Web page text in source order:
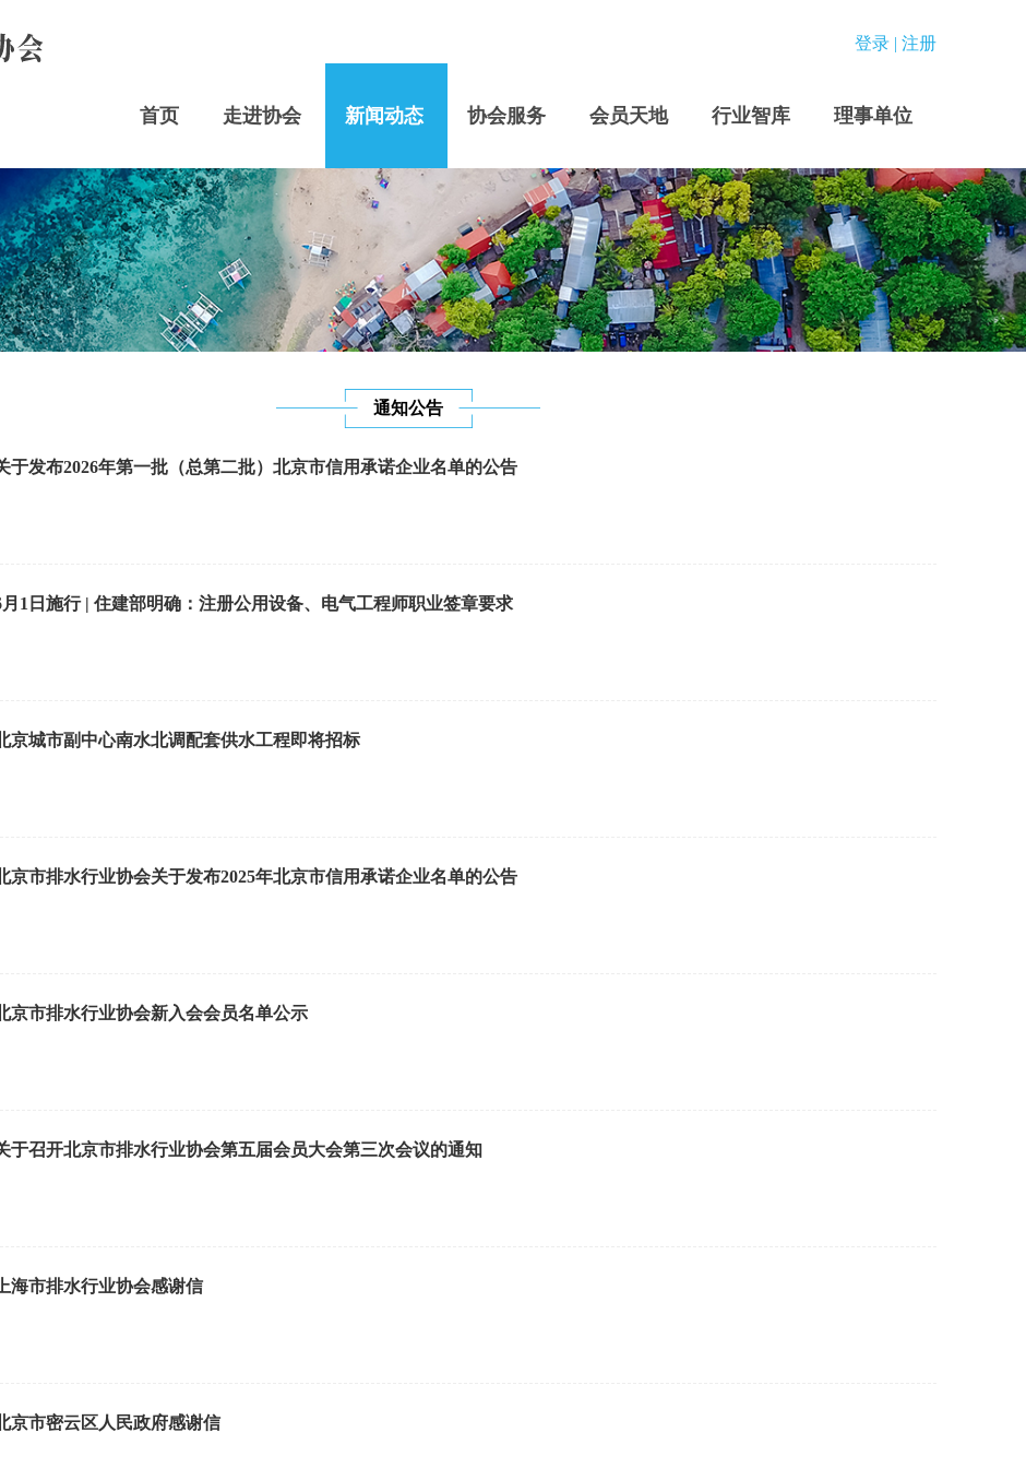
登录 | 注册
首页 走进协会 新闻动态 协会服务 会员天地 行业智库 理事单位
通知公告
于发布2026年第一批（总第二批）北京市信用承诺企业名单的公告
月1日施行 | 住建部明确：注册公用设备、电气工程师职业签章要求
京城市副中心南水北调配套供水工程即将招标
京市排水行业协会关于发布2025年北京市信用承诺企业名单的公告
京市排水行业协会新入会会员名单公示
于召开北京市排水行业协会第五届会员大会第三次会议的通知
上海市排水行业协会感谢信
京市密云区人民政府感谢信